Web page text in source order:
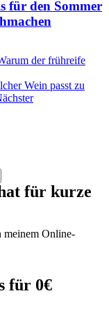
für den Sommer
der frühreife
Wein passt zu
für kurze
meinem Online-
für 0€